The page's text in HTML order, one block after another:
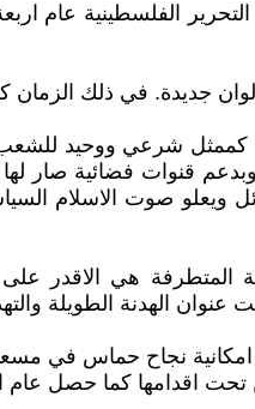
الفلسطينية عام
جديدة. في ذلك
كممثل شرعي ووحيد
قنوات فضائية صار
صوت الاسلام
المتطرفة هي
الهدنة الطويلة
نجاح حماس في
اقدامها كما حصل عام